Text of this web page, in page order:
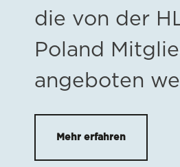
die von der
Poland
angeboten
Mehr erfahren